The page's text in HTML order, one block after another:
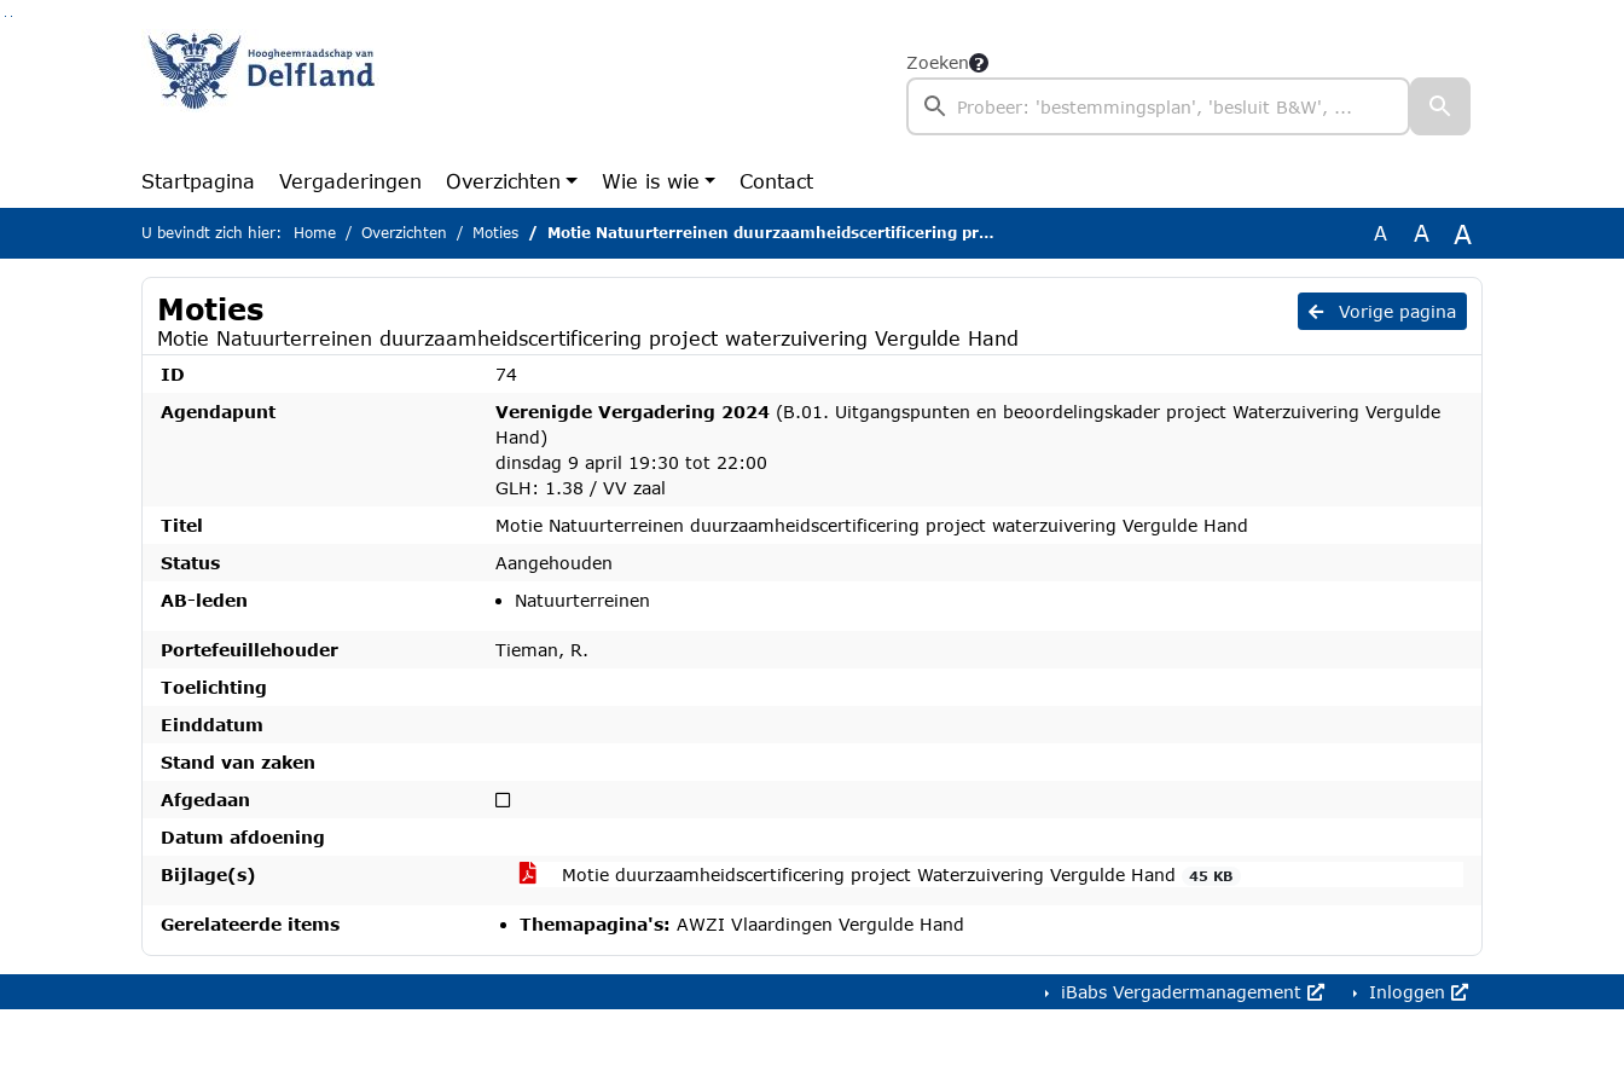
Ga naar de inhoud van deze pagina
Ga naar het zoeken
Ga naar het menu
Zoeken
Startpagina Vergaderingen Overzichten Wie is wie Contact
U bevindt zich hier: Home Overzichten Moties Motie Natuurterreinen duurzaamheidscertificering project waterzuivering Vergulde Hand A A A
Vorige pagina
Moties
Motie Natuurterreinen duurzaamheidscertificering project waterzuivering Vergulde Hand
ID
74
Agendapunt
Verenigde Vergadering 2024 (B.01. Uitgangspunten en beoordelingskader project Waterzuivering Vergulde
Hand)
dinsdag 9 april 19:30 tot 22:00
GLH: 1.38 / VV zaal
Titel
Motie Natuurterreinen duurzaamheidscertificering project waterzuivering Vergulde Hand
Status
Aangehouden
AB-leden
Natuurterreinen
Portefeuillehouder
Tieman, R.
Toelichting
Einddatum
Stand van zaken
Afgedaan
Niet afgedaan
Datum afdoening
Bijlage(s)
Motie duurzaamheidscertificering project Waterzuivering Vergulde Hand 45 KB
Gerelateerde items Themapagina's: AWZI Vlaardingen Vergulde Hand
iBabs Vergadermanagement Inloggen